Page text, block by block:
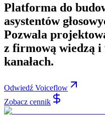
Platforma do
asystentów
Pozwala
z firmową wiedzą
kanałach.
Odwiedź Voiceflow
Zobacz cennik